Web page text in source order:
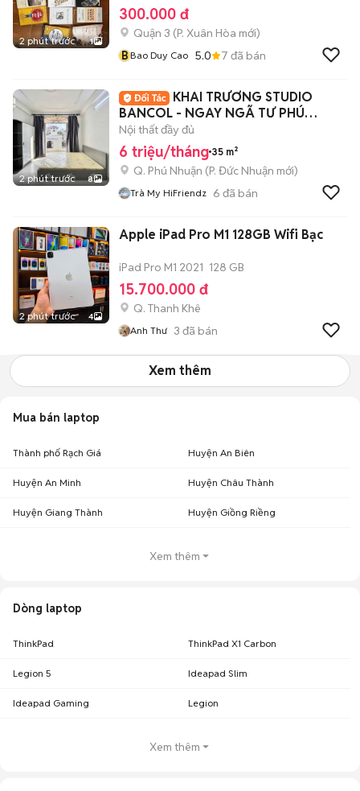
2 phút trước 1
300.000 đ
Quận 3 (P. Xuân Hòa mới)
BBao Duy Cao 5.0 7 đã bán
2 phút trước 8
KHAI TRƯƠNG STUDIO
BANCOL - NGAY NGÃ TƯ PHÚ
NHUẬN
Nội thất đầy đủ
6 triệu/tháng 35 m²
Q. Phú Nhuận (P. Đức Nhuận mới)
Trà My HiFriendz 6 đã bán
2 phút trước 4
Apple iPad Pro M1 128GB Wifi Bạc
iPad Pro M1 2021 128 GB
15.700.000 đ
Q. Thanh Khê
Anh Thư 3 đã bán
Xem thêm
Mua bán laptop
Thành phố Rạch Giá Huyện An Biên
Huyện An Minh Huyện Châu Thành
Huyện Giang Thành Huyện Giồng Riềng
Xem thêm
Dòng laptop
ThinkPad ThinkPad X1 Carbon
Legion 5 Ideapad Slim
Ideapad Gaming Legion
Xem thêm